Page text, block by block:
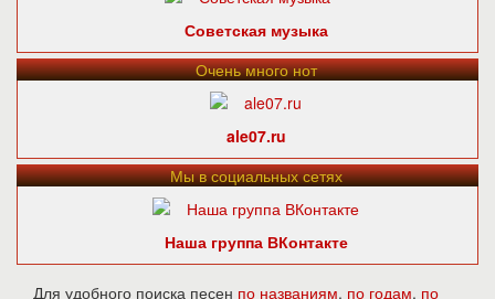
Советская музыка
Очень много нот
ale07.ru
Мы в социальных сетях
Наша группа ВКонтакте
Для удобного поиска песен по названиям, по годам, по